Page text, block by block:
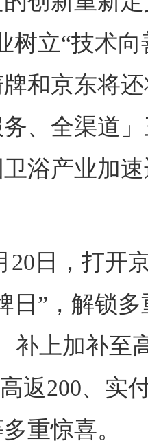
树立“技术
和京东将
、全渠道
浴产业加
日，打开
日”，解锁
补上加补至
返200、实
重惊喜。